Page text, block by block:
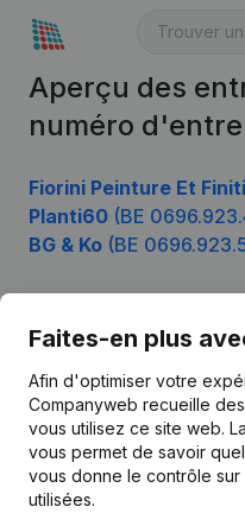
Aperçu des
numéro
Fiorini Peinture Et
Planti60 (BE
BG & Ko (BE
Faites-en plus
Afin d'optimiser votre
Companyweb recueille
vous utilisez ce site web.
vous permet de savoir
vous donne le contrôle
utilisées.
Français
Kantorenpark Everest